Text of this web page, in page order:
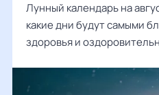
Лунный календарь на
какие дни будут самыми
здоровья и